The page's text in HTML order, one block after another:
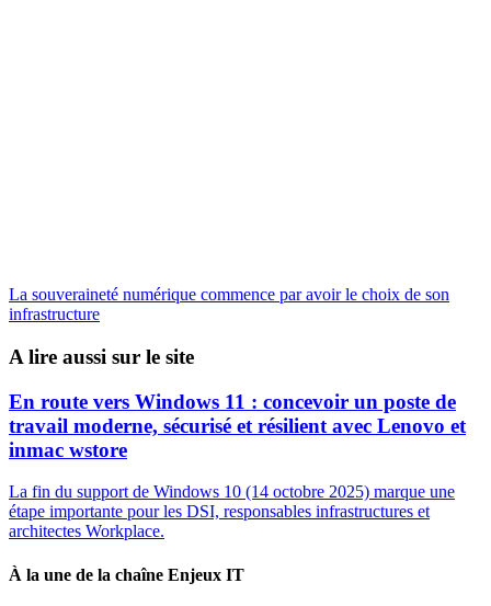
La souveraineté numérique commence par avoir le choix de son
infrastructure
A lire aussi sur le site
En route vers Windows 11 : concevoir un poste de
travail moderne, sécurisé et résilient avec Lenovo et
inmac wstore
La fin du support de Windows 10 (14 octobre 2025) marque une
étape importante pour les DSI, responsables infrastructures et
architectes Workplace.
À la une de la chaîne Enjeux IT